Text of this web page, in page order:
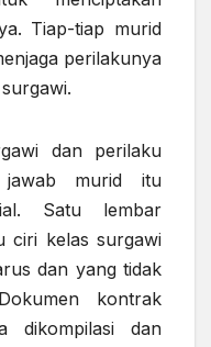
Tiap-tiap murid
perilakunya
dan perilaku
jawab murid itu
Satu lembar
ciri kelas surgawi
dan yang tidak
kontrak
dikompilasi dan